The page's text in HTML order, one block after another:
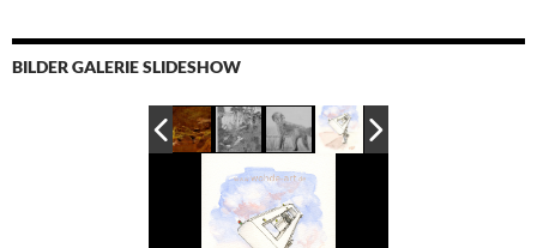
BILDER GALERIE SLIDESHOW